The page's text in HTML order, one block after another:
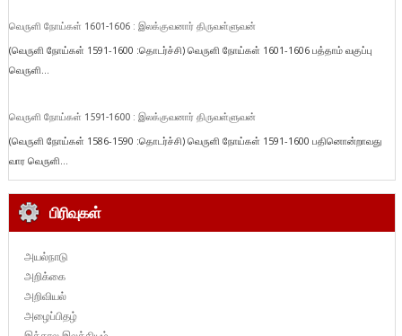
வெருளி நோய்கள் 1601-1606 : இலக்குவனார் திருவள்ளுவன்
(வெருளி நோய்கள் 1591-1600 :தொடர்ச்சி) வெருளி நோய்கள் 1601-1606 பத்தாம் வகுப்பு
வெருளி...
வெருளி நோய்கள் 1591-1600 : இலக்குவனார் திருவள்ளுவன்
(வெருளி நோய்கள் 1586-1590 :தொடர்ச்சி) வெருளி நோய்கள் 1591-1600 பதினொன்றாவது
வார வெருளி...
பிரிவுகள்
அயல்நாடு
அறிக்கை
அறிவியல்
அழைப்பிதழ்